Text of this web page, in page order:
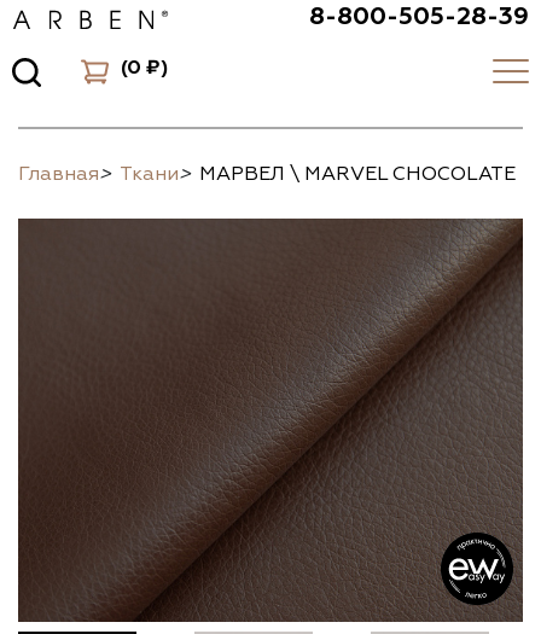
8-800-505-28-39
(0 ₽)
Главная> Ткани> МАРВЕЛ \ MARVEL CHOCOLATE